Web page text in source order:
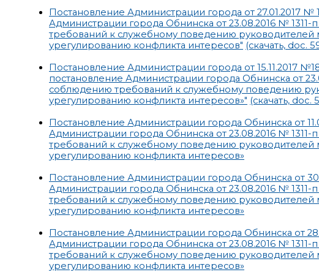
Постановление Администрации города от 27.01.2017
Администрации города Обнинска от 23.08.2016 №
требований к служебному поведению
урегулированию конфликта интересов" (скачать, doc.
Постановление Администрации города от 15.11.2017
постановление Администрации города Обнинска от
соблюдению требований к служебному поведению
урегулированию конфликта интересов»" (скачать, doc.
Постановление Администрации города Обнинска от
Администрации города Обнинска от 23.08.2016 №
требований к служебному поведению
урегулированию конфликта интересов»
Постановление Администрации города Обнинска от
Администрации города Обнинска от 23.08.2016 №
требований к служебному поведению
урегулированию конфликта интересов»
Постановление Администрации города Обнинска от
Администрации города Обнинска от 23.08.2016 №
требований к служебному поведению
урегулированию конфликта интересов»